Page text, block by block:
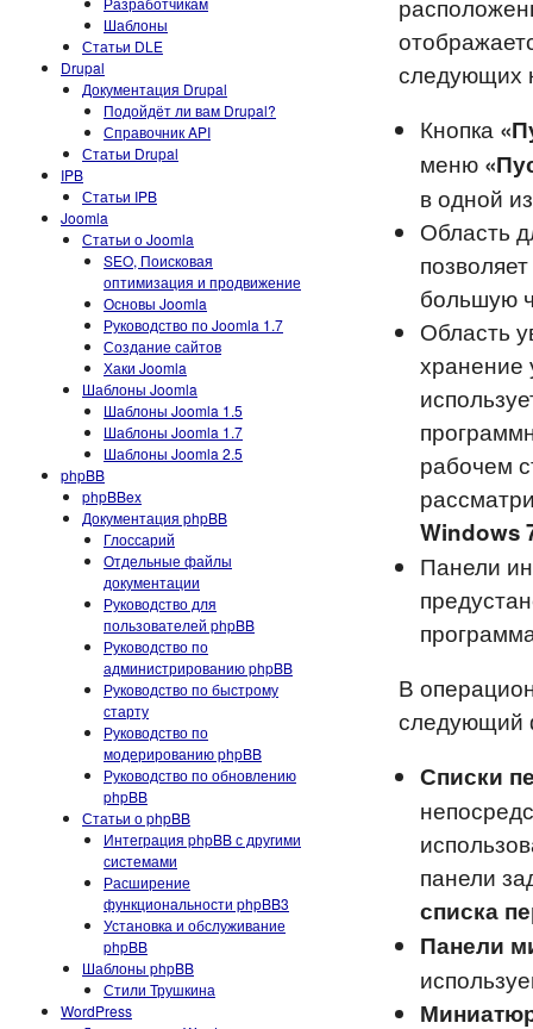
Шаблоны
Статьи DLE
Drupal
Документация Drupal
Подойдёт ли вам Drupal?
Справочник API
Статьи Drupal
IPB
Статьи IPB
Joomla
Статьи о Joomla
SEO, Поисковая
оптимизация и продвижение
Основы Joomla
Руководство по Joomla 1.7
Создание сайтов
Хаки Joomla
Шаблоны Joomla
Шаблоны Joomla 1.5
Шаблоны Joomla 1.7
Шаблоны Joomla 2.5
phpBB
phpBBex
Документация phpBB
Глоссарий
Отдельные файлы
документации
Руководство для
пользователей phpBB
Руководство по
администрированию phpBB
Руководство по быстрому
старту
Руководство по
модерированию phpBB
Руководство по обновлению
phpBB
Статьи о phpBB
Интеграция phpBB с другими
системами
Расширение
функциональности phpBB3
Установка и обслуживание
phpBB
Шаблоны phpBB
Стили Трушкина
WordPress
следующих
Кнопка
меню
в одной
Область
большую
Область
хранение
рабочем
Windows
Панели
В
следующий
Списки
панели
списка
Панели